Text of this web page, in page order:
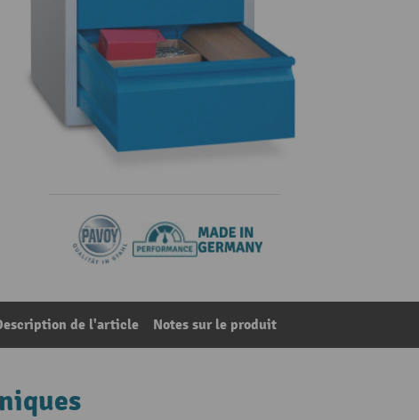
de l'article Notes sur le produit